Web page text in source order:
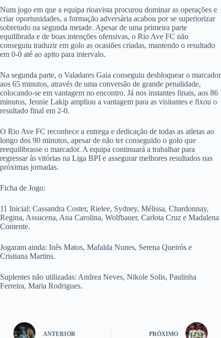
Num jogo em que a equipa rioavista procurou dominar as operações e
criar oportunidades, a formação adversária acabou por se superiorizar
sobretudo na segunda metade. Apesar de uma primeira parte
equilibrada e de boas intenções ofensivas, o Rio Ave FC não
conseguiu traduzir em golo as ocasiões criadas, mantendo o resultado
em 0-0 até ao apito para intervalo.
Na segunda parte, o Valadares Gaia conseguiu desbloquear o marcador
aos 65 minutos, através de uma conversão de grande penalidade,
colocando-se em vantagem no encontro. Já nos instantes finais, aos 86
minutos, Jennie Lakip ampliou a vantagem para as visitantes e fixou o
resultado final em 2-0.
O Rio Ave FC reconhece a entrega e dedicação de todas as atletas ao
longo dos 90 minutos, apesar de não ter conseguido o golo que
reequilibrasse o marcador. A equipa continuará a trabalhar para
regressar às vitórias na Liga BPI e assegurar melhores resultados nas
próximas jornadas.
Ficha de Jogo:
11 Inicial: Cassandra Coster, Rielee, Sydney, Mélissa, Chardonnay,
Regina, Assucena, Ana Carolina, Wolfbauer, Carlota Cruz e Madalena
Contente.
Jogaram ainda: Inês Matos, Mafalda Nunes, Serena Queirós e
Cristiana Martins.
Suplentes não utilizadas: Andrea Neves, Nikole Solis, Paulinha
Ferreira, Maria Rodrigues.
ANTERIOR PRÓXIMO